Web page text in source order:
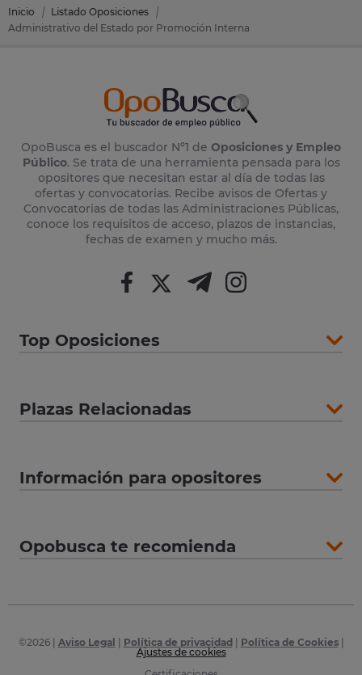
Inicio
Listado Oposiciones
Administrativo del Estado por Promoción Interna
OpoBusca es el buscador Nº1 de Oposiciones y Empleo
Público. Se trata de una herramienta pensada para los
opositores que necesitan estar al día de todas las
ofertas y convocatorias. Recibe avisos de Ofertas y
Convocatorias de todas las Administraciones Públicas,
conoce los requisitos de acceso, plazos de instancias,
fechas de examen y mucho más.
Top Oposiciones
Plazas Relacionadas
Información para opositores
Opobusca te recomienda
©2026| Aviso Legal Política de privacidad Política de Cookies|
Ajustes de cookies